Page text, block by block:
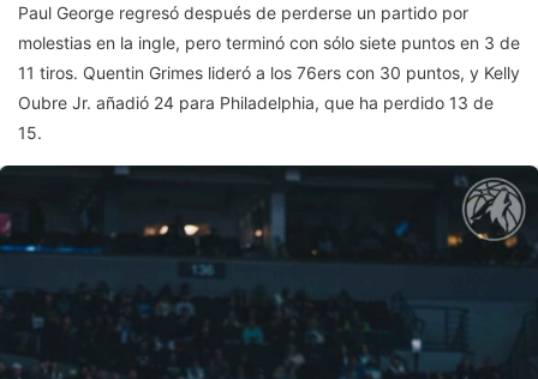
Paul George regresó después de perderse un partido por
molestias en la ingle, pero terminó con sólo siete puntos en 3 de
11 tiros. Quentin Grimes lideró a los 76ers con 30 puntos, y Kelly
Oubre Jr. añadió 24 para Philadelphia, que ha perdido 13 de
15.